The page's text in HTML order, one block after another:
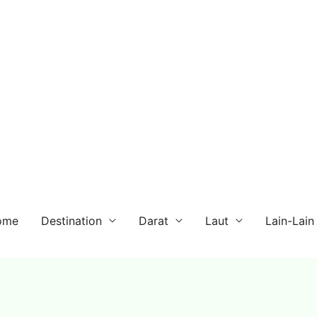
Destination Darat Laut Lain-Lain